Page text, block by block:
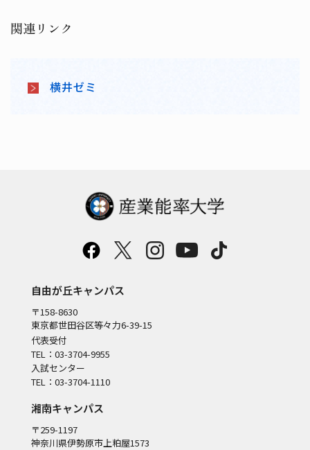
関連リンク
横井ゼミ
自由が丘キャンパス
〒158-8630
東京都世田谷区等々力6-39-15
代表受付
TEL：03-3704-9955
入試センター
TEL：03-3704-1110
湘南キャンパス
〒259-1197
神奈川県伊勢原市上粕屋1573